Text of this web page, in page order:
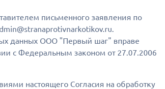
письменного заявления по
данных ООО "Первый шаг" вправе
с Федеральным законом от 27.07.2006
настоящего Согласия на обработку